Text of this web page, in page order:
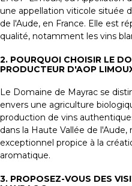
une appellation viticole située
de l'Aude, en France. Elle est
qualité, notamment les vins
2. POURQUOI CHOISIR LE
PRODUCTEUR D'AOP
Le Domaine de Mayrac se
envers une agriculture
production de vins
dans la Haute Vallée de
exceptionnel propice à la
aromatique.
3. PROPOSEZ-VOUS DES